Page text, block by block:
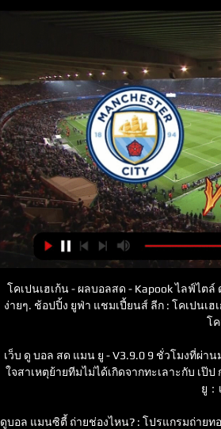
โคเปนเฮเก้น - ผลบอลสด - Kapook ไลฟ์ไต
ง่ายๆ. ช้อปปิ้ง ยูฟ่า แชมเปี้ยนส์ ลีก : โคเปนเ
โค
เว็บ ดู บอล สด แมน ยู - V3.9.0 9 ชั่วโมงที่ผ่
ใจสาเหตุย้ายทีมไม่ได้เกิดจากทะเลาะกับ เป๊
ยู：
ดูบอล แมนซิตี้ ถ่ายช่องไหน? : โปรแกรมถ่าย